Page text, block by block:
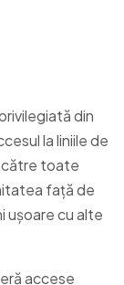
din
la liniile de
către toate
față de
ușoare cu alte
accese